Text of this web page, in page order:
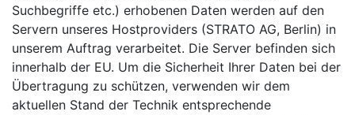
Suchbegriffe etc.) erhobenen Daten werden auf den
Servern unseres Hostproviders (STRATO AG, Berlin) in
unserem Auftrag verarbeitet. Die Server befinden sich
innerhalb der EU. Um die Sicherheit Ihrer Daten bei der
Übertragung zu schützen, verwenden wir dem
aktuellen Stand der Technik entsprechende